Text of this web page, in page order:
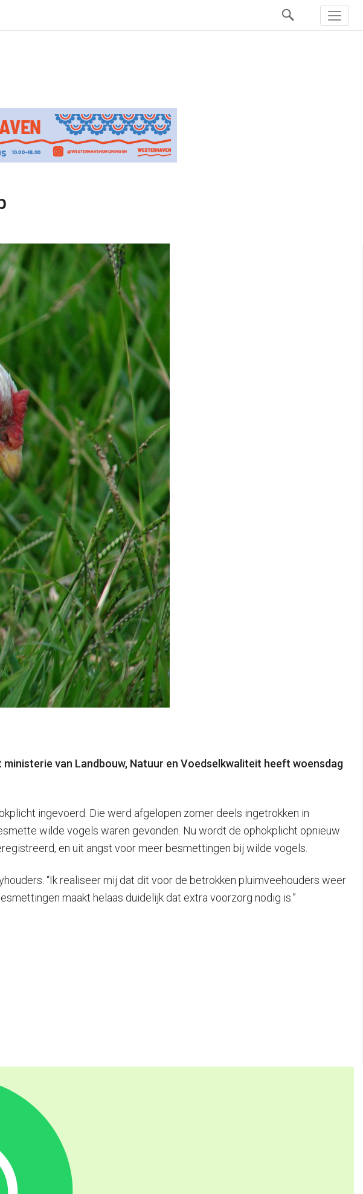
van Landbouw, Natuur en Voedselkwaliteit heeft woensdag
ingevoerd. Die werd afgelopen zomer deels ingetrokken in
wilde vogels waren gevonden. Nu wordt de ophokplicht opnieuw
en uit angst voor meer besmettingen bij wilde vogels.
“Ik realiseer mij dat dit voor de betrokken pluimveehouders weer
maakt helaas duidelijk dat extra voorzorg nodig is.”